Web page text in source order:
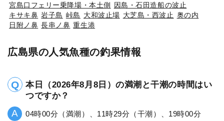
宮島口フェリー乗降場・本土側 因島・石田造船の波止
キサキ鼻 岩子島 峠島 大和波止場 大芝島・西波止 奥の内
日附ノ鼻 長串ノ鼻 重生港
広島県の人気魚種の釣果情報
本日（2026年8月8日）の満潮と干潮の時間はい
つですか？
04時00分（満潮）、11時29分（干潮）、19時00分